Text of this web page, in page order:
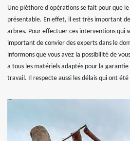
Une pléthore d'opérations se fait pour que
présentable. En effet, il est très important
arbres. Pour effectuer ces interventions qui
important de convier des experts dans le
informons que vous avez la possibilité de
a tous les matériels adaptés pour la
travail. Il respecte aussi les délais qui ont été